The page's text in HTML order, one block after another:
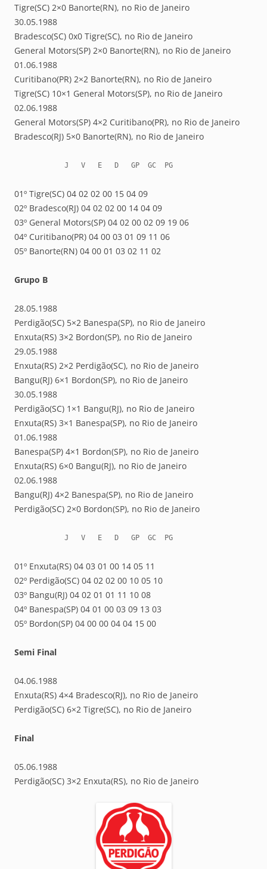
Tigre(SC) 2×0 Banorte(RN), no Rio de Janeiro
30.05.1988
Bradesco(SC) 0x0 Tigre(SC), no Rio de Janeiro
General Motors(SP) 2×0 Banorte(RN), no Rio de Janeiro
01.06.1988
Curitibano(PR) 2×2 Banorte(RN), no Rio de Janeiro
Tigre(SC) 10×1 General Motors(SP), no Rio de Janeiro
02.06.1988
General Motors(SP) 4×2 Curitibano(PR), no Rio de Janeiro
Bradesco(RJ) 5×0 Banorte(RN), no Rio de Janeiro
            J   V   E   D   GP  GC  PG
01º Tigre(SC) 04 02 02 00 15 04 09
02º Bradesco(RJ) 04 02 02 00 14 04 09
03º General Motors(SP) 04 02 00 02 09 19 06
04º Curitibano(PR) 04 00 03 01 09 11 06
05º Banorte(RN) 04 00 01 03 02 11 02
Grupo B
28.05.1988
Perdigão(SC) 5×2 Banespa(SP), no Rio de Janeiro
Enxuta(RS) 3×2 Bordon(SP), no Rio de Janeiro
29.05.1988
Enxuta(RS) 2×2 Perdigão(SC), no Rio de Janeiro
Bangu(RJ) 6×1 Bordon(SP), no Rio de Janeiro
30.05.1988
Perdigão(SC) 1×1 Bangu(RJ), no Rio de Janeiro
Enxuta(RS) 3×1 Banespa(SP), no Rio de Janeiro
01.06.1988
Banespa(SP) 4×1 Bordon(SP), no Rio de Janeiro
Enxuta(RS) 6×0 Bangu(RJ), no Rio de Janeiro
02.06.1988
Bangu(RJ) 4×2 Banespa(SP), no Rio de Janeiro
Perdigão(SC) 2×0 Bordon(SP), no Rio de Janeiro
            J   V   E   D   GP  GC  PG
01º Enxuta(RS) 04 03 01 00 14 05 11
02º Perdigão(SC) 04 02 02 00 10 05 10
03º Bangu(RJ) 04 02 01 01 11 10 08
04º Banespa(SP) 04 01 00 03 09 13 03
05º Bordon(SP) 04 00 00 04 04 15 00
Semi Final
04.06.1988
Enxuta(RS) 4×4 Bradesco(RJ), no Rio de Janeiro
Perdigão(SC) 6×2 Tigre(SC), no Rio de Janeiro
Final
05.06.1988
Perdigão(SC) 3×2 Enxuta(RS), no Rio de Janeiro